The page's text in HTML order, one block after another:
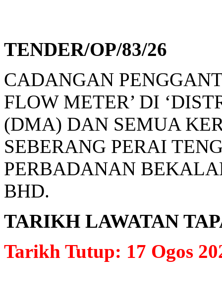
TENDER/OP/83/26
CADANGAN
FLOW METER’ DI
(DMA) DAN SEMUA
SEBERANG PERAI
PERBADANAN
BHD.
TARIKH LAWATAN
Tarikh Tutup: 17 Ogos